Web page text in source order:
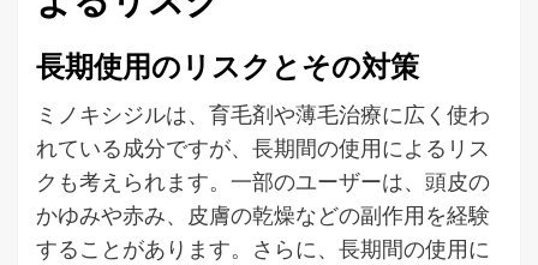
長期使用のリスクとその対策
ミノキシジルは、育毛剤や薄毛治療に広く使わ
れている成分ですが、長期間の使用によるリス
クも考えられます。一部のユーザーは、頭皮の
かゆみや赤み、皮膚の乾燥などの副作用を経験
することがあります。さらに、長期間の使用に